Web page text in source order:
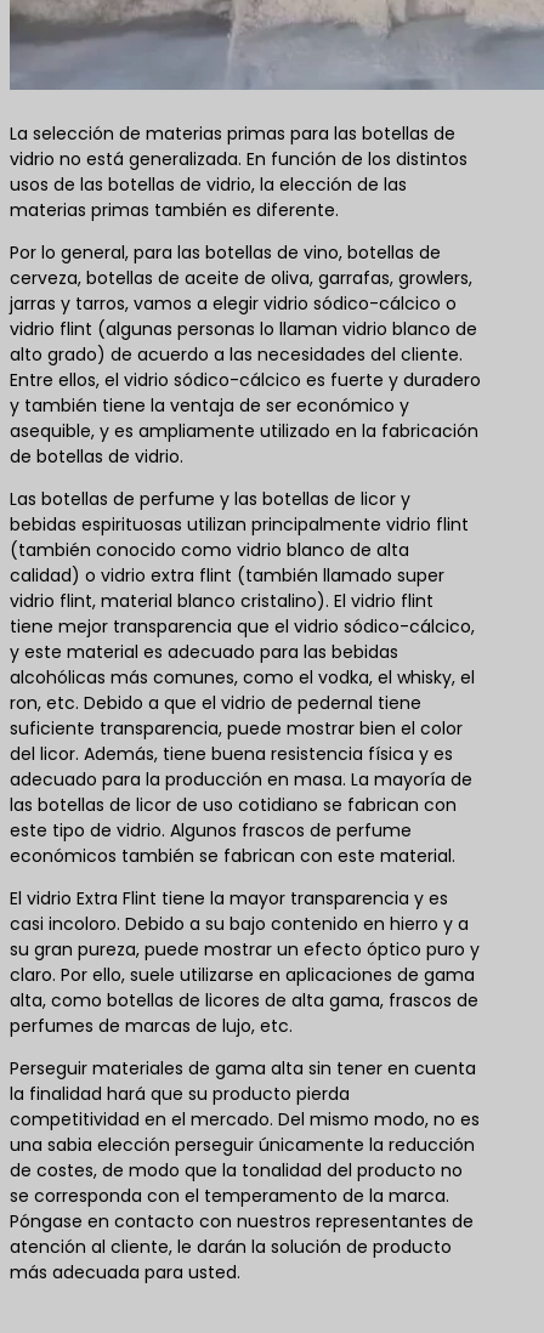
La selección de materias primas para las botellas de
vidrio no está generalizada. En función de los distintos
usos de las botellas de vidrio, la elección de las
materias primas también es diferente.
Por lo general, para las botellas de vino, botellas de
cerveza, botellas de aceite de oliva, garrafas, growlers,
jarras y tarros, vamos a elegir vidrio sódico-cálcico o
vidrio flint (algunas personas lo llaman vidrio blanco de
alto grado) de acuerdo a las necesidades del cliente.
Entre ellos, el vidrio sódico-cálcico es fuerte y duradero
y también tiene la ventaja de ser económico y
asequible, y es ampliamente utilizado en la fabricación
de botellas de vidrio.
Las botellas de perfume y las botellas de licor y
bebidas espirituosas utilizan principalmente vidrio flint
(también conocido como vidrio blanco de alta
calidad) o vidrio extra flint (también llamado super
vidrio flint, material blanco cristalino). El vidrio flint
tiene mejor transparencia que el vidrio sódico-cálcico,
y este material es adecuado para las bebidas
alcohólicas más comunes, como el vodka, el whisky, el
ron, etc. Debido a que el vidrio de pedernal tiene
suficiente transparencia, puede mostrar bien el color
del licor. Además, tiene buena resistencia física y es
adecuado para la producción en masa. La mayoría de
las botellas de licor de uso cotidiano se fabrican con
este tipo de vidrio. Algunos frascos de perfume
económicos también se fabrican con este material.
El vidrio Extra Flint tiene la mayor transparencia y es
casi incoloro. Debido a su bajo contenido en hierro y a
su gran pureza, puede mostrar un efecto óptico puro y
claro. Por ello, suele utilizarse en aplicaciones de gama
alta, como botellas de licores de alta gama, frascos de
perfumes de marcas de lujo, etc.
Perseguir materiales de gama alta sin tener en cuenta
la finalidad hará que su producto pierda
competitividad en el mercado. Del mismo modo, no es
una sabia elección perseguir únicamente la reducción
de costes, de modo que la tonalidad del producto no
se corresponda con el temperamento de la marca.
Póngase en contacto con nuestros representantes de
atención al cliente, le darán la solución de producto
más adecuada para usted.